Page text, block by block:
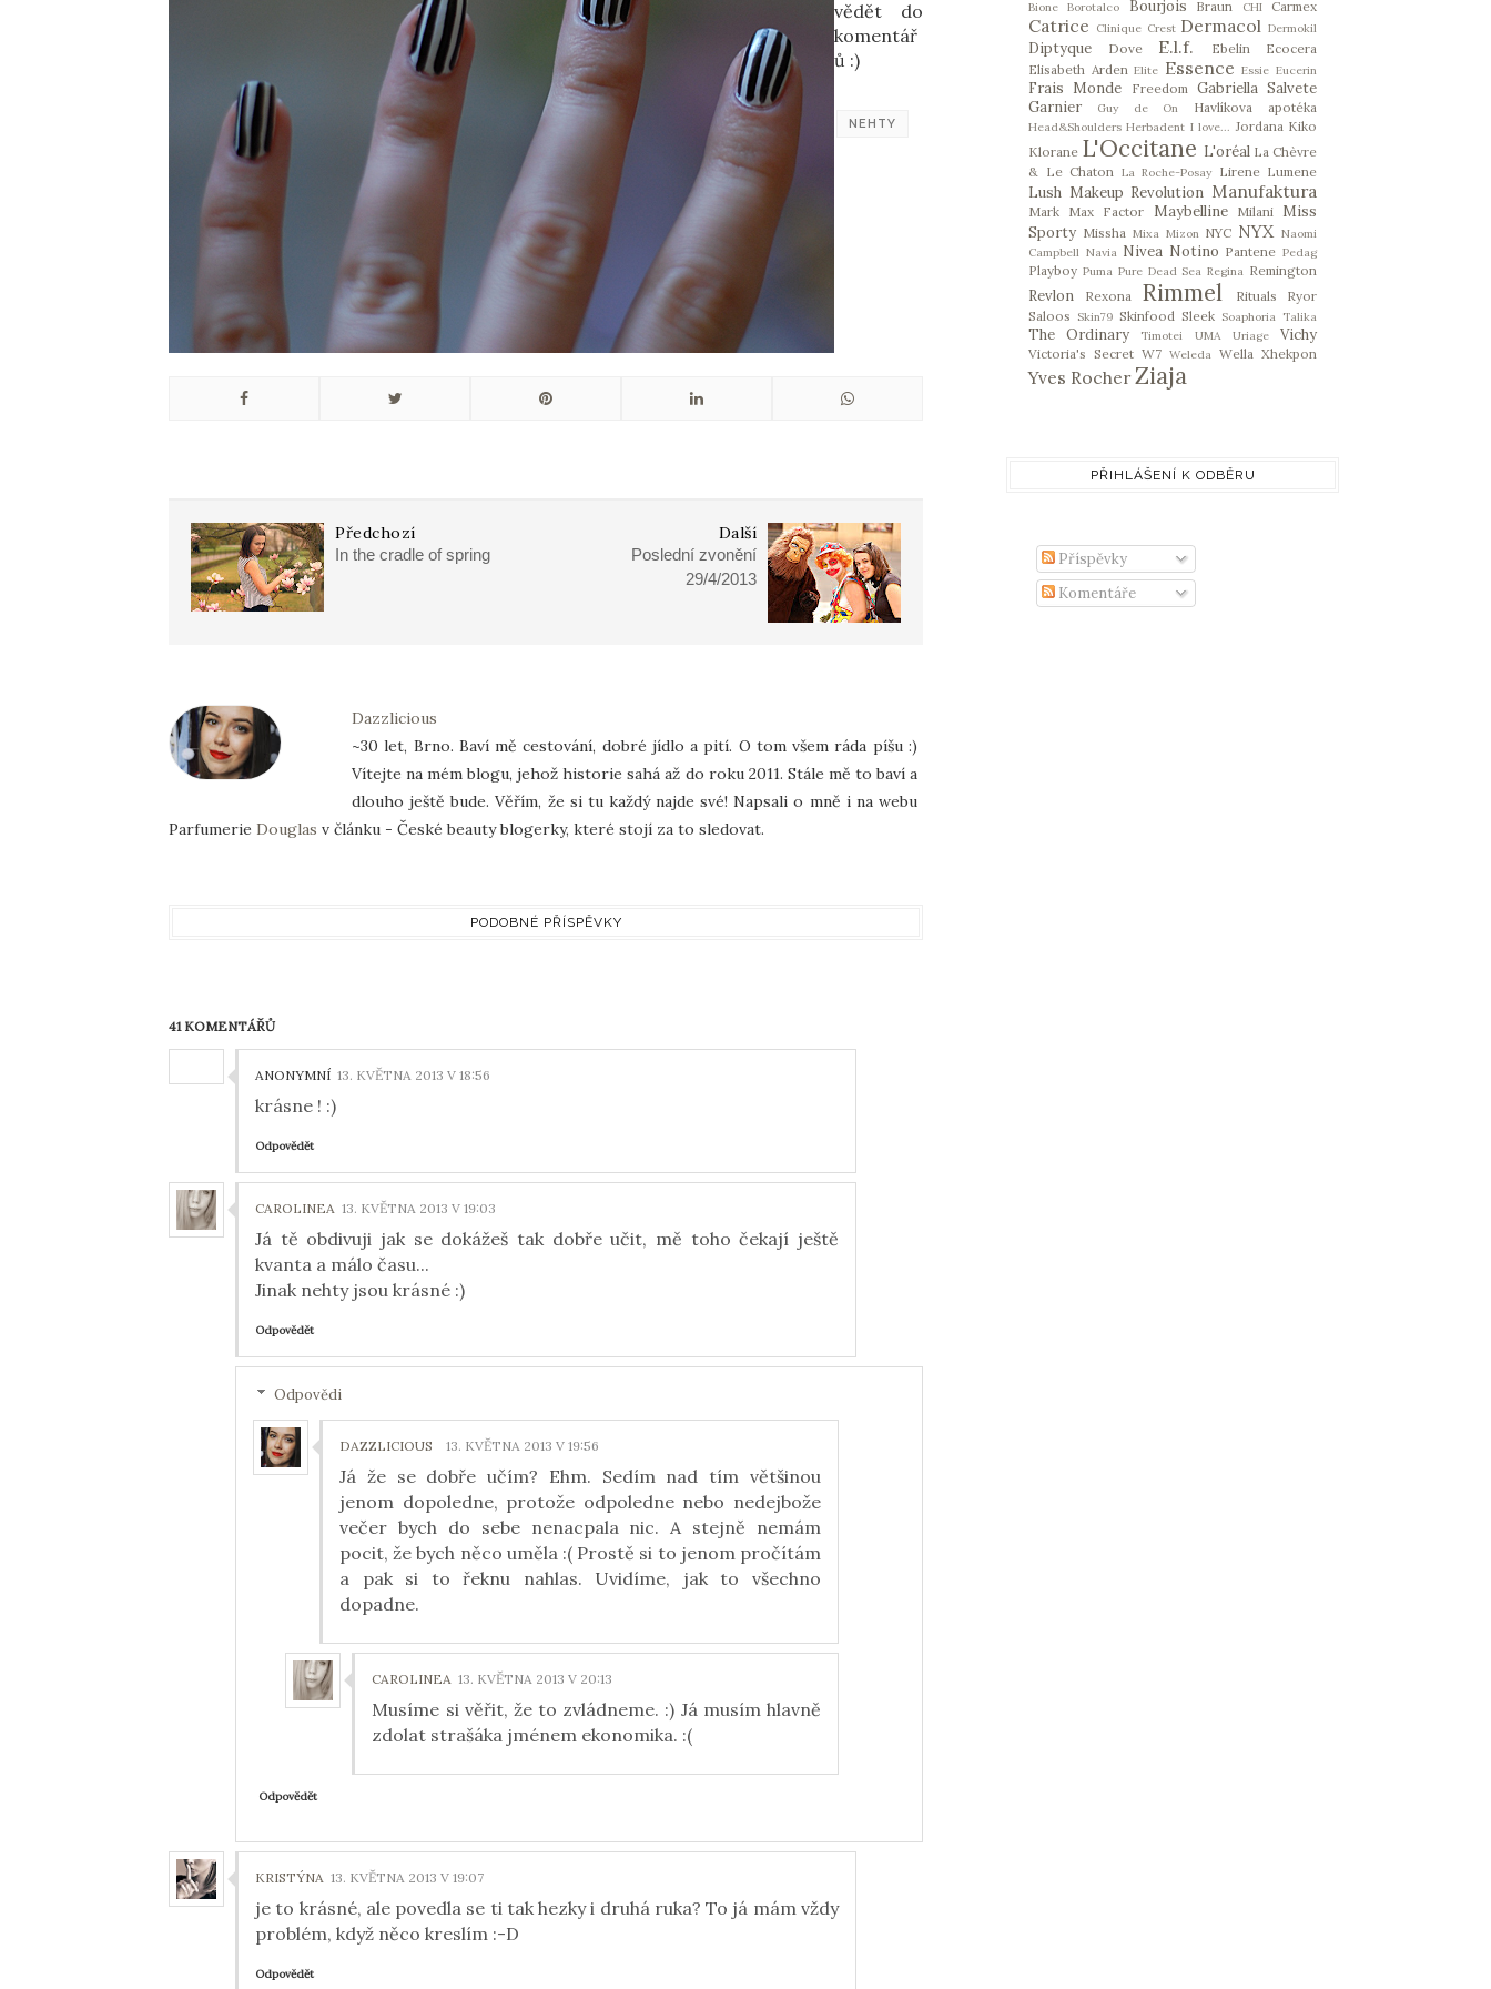
vědět do
komentář
ů :)
NEHTY
Další
Poslední zvonění
29/4/2013
Předchozí
In the cradle of spring
Dazzlicious
~30 let, Brno. Baví mě cestování, dobré jídlo a pití. O tom všem ráda píšu :)
Vítejte na mém blogu, jehož historie sahá až do roku 2011. Stále mě to baví a
dlouho ještě bude. Věřím, že si tu každý najde své! Napsali o mně i na webu
Parfumerie Douglas v článku - České beauty blogerky, které stojí za to sledovat.
PODOBNÉ PŘÍSPĚVKY
41 KOMENTÁŘŮ
ANONYMNÍ 13. KVĚTNA 2013 V 18:56
krásne ! :)
Odpovědět
CAROLINEA 13. KVĚTNA 2013 V 19:03
Já tě obdivuji jak se dokážeš tak dobře učit, mě toho čekají ještě
kvanta a málo času...
Jinak nehty jsou krásné :)
Odpovědět
Odpovědi
DAZZLICIOUS 13. KVĚTNA 2013 V 19:56
Já že se dobře učím? Ehm. Sedím nad tím většinou
jenom dopoledne, protože odpoledne nebo nedejbože
večer bych do sebe nenacpala nic. A stejně nemám
pocit, že bych něco uměla :( Prostě si to jenom pročítám
a pak si to řeknu nahlas. Uvidíme, jak to všechno
dopadne.
CAROLINEA 13. KVĚTNA 2013 V 20:13
Musíme si věřit, že to zvládneme. :) Já musím hlavně
zdolat strašáka jménem ekonomika. :(
Odpovědět
KRISTÝNA 13. KVĚTNA 2013 V 19:07
je to krásné, ale povedla se ti tak hezky i druhá ruka? To já mám vždy
problém, když něco kreslím :-D
Odpovědět
Bione Borotalco Bourjois Braun CHI Carmex
Catrice Clinique Crest Dermacol Dermokil
Diptyque Dove E.l.f. Ebelin
Ecocera
Elisabeth Arden Elite Essence Essie Eucerin
Frais Monde Freedom Gabriella Salvete
Garnier
Guy de On Havlíkova apotéka
Head&Shoulders Herbadent I love... Jordana Kiko
Klorane L'Occitane L'oréal La Chèvre
& Le Chaton La Roche-Posay Lirene Lumene
Lush Makeup Revolution Manufaktura
Mark Max Factor Maybelline Milani
Miss
Sporty Missha Mixa Mizon NYC NYX Naomi
Campbell Navia Nivea Notino Pantene Pedag
Playboy Puma Pure Dead Sea Regina Remington
Revlon Rexona Rimmel Rituals
Ryor
Saloos
Skin79 Skinfood Sleek Soaphoria Talika
The Ordinary Timotei UMA Uriage Vichy
Victoria's Secret W7 Weleda Wella Xhekpon
Yves Rocher Ziaja
PŘIHLÁŠENÍ K ODBĚRU
Příspěvky
Komentáře